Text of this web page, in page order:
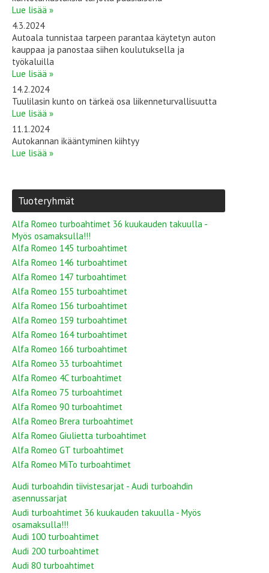
Lue lisää »
4.3.2024
Autoala tunnistaa tarpeen parantaa käytetyn auton
kauppaa ja panostaa siihen koulutuksella ja
työkaluilla
Lue lisää »
14.2.2024
Tuulilasin kunto on tärkeä osa liikenneturvallisuutta
Lue lisää »
11.1.2024
Autokannan ikääntyminen kiihtyy
Lue lisää »
Tuoteryhmät
Alfa Romeo turboahtimet 36 kuukauden takuulla -
Myös osamaksulla!!!
Alfa Romeo 145 turboahtimet
Alfa Romeo 146 turboahtimet
Alfa Romeo 147 turboahtimet
Alfa Romeo 155 turboahtimet
Alfa Romeo 156 turboahtimet
Alfa Romeo 159 turboahtimet
Alfa Romeo 164 turboahtimet
Alfa Romeo 166 turboahtimet
Alfa Romeo 33 turboahtimet
Alfa Romeo 4C turboahtimet
Alfa Romeo 75 turboahtimet
Alfa Romeo 90 turboahtimet
Alfa Romeo Brera turboahtimet
Alfa Romeo Giulietta turboahtimet
Alfa Romeo GT turboahtimet
Alfa Romeo MiTo turboahtimet
Audi turboahdin tiivistesarjat - Audi turboahdin
asennussarjat
Audi turboahtimet 36 kuukauden takuulla - Myös
osamaksulla!!!
Audi 100 turboahtimet
Audi 200 turboahtimet
Audi 80 turboahtimet